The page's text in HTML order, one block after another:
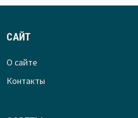
САЙТ
О сайте
Контакты